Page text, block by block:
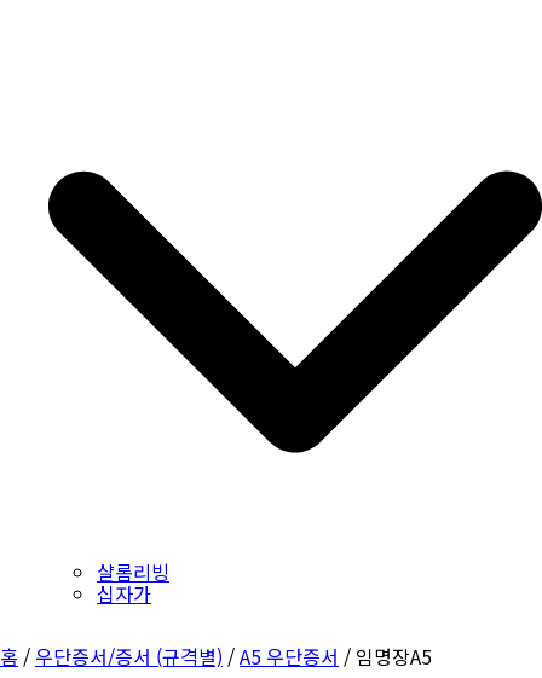
샬롬리빙
십자가
홈 / 우단증서/증서 (규격별) /A5 우단증서 / 임명장A5